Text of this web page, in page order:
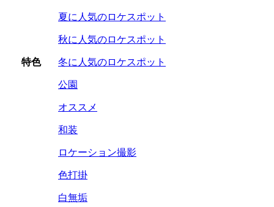
特色
夏に人気のロケスポット
秋に人気のロケスポット
冬に人気のロケスポット
公園
オススメ
和装
ロケーション撮影
色打掛
白無垢